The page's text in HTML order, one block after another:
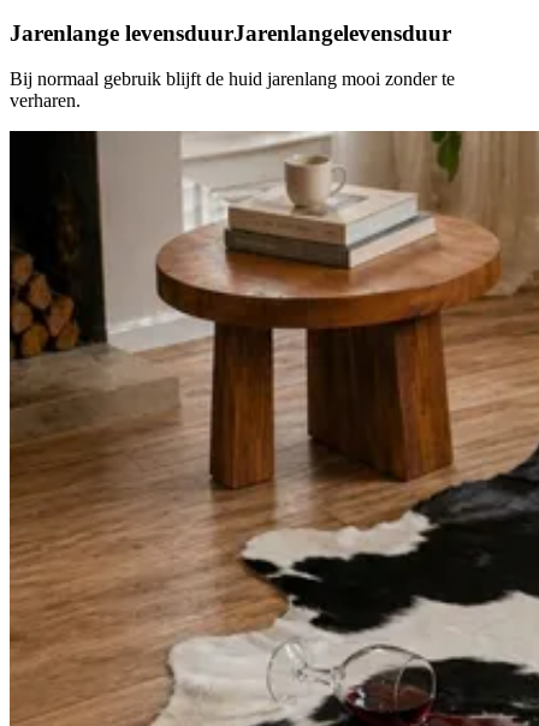
Jarenlange levensduurJarenlangelevensduur
Bij normaal gebruik blijft de huid jarenlang mooi zonder te
verharen.